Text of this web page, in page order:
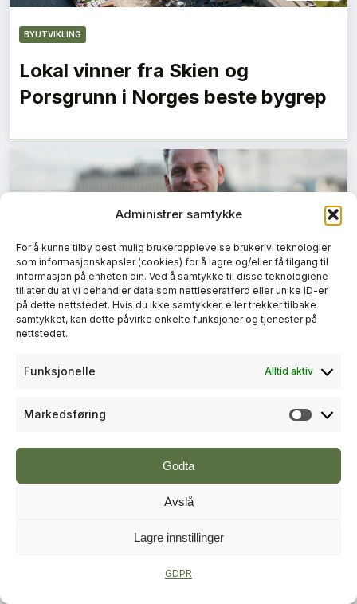
Administrer samtykke
For å kunne tilby best mulig brukeropplevelse bruker vi teknologier
som informasjonskapsler (cookies) for å lagre og/eller få tilgang til
informasjon på enheten din. Ved å samtykke til disse teknologiene
tillater du at vi behandler data som nettleseratferd eller unike ID-er
på dette nettstedet. Hvis du ikke samtykker, eller trekker tilbake
samtykket, kan dette påvirke enkelte funksjoner og tjenester på
nettstedet.
Funksjonelle Alltid aktiv
Markedsføring
Godta
Avslå
Lagre innstillinger
GDPR
BYUTVIKLING
Lokal vinner fra Skien og
Porsgrunn i Norges beste bygrep
+ PLUSS
RÅDGIVNING
én milliard kroner i andre kvartal